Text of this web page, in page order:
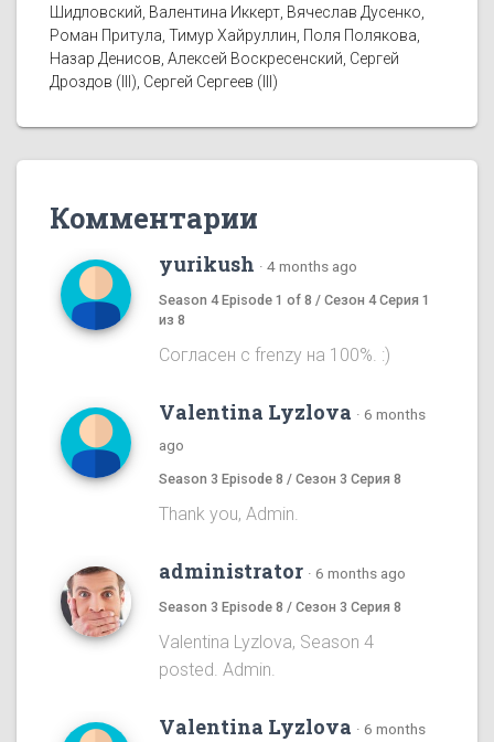
Шидловский, Валентина Иккерт, Вячеслав Дусенко,
Роман Притула, Тимур Хайруллин, Поля Полякова,
Назар Денисов, Алексей Воскресенский, Сергей
Дроздов (III), Сергей Сергеев (III)
Комментарии
yurikush · 4 months ago
Season 4 Episode 1 of 8 / Сезон 4 Серия 1
из 8
Согласен с frenzy на 100%. :)
Valentina Lyzlova · 6 months
ago
Season 3 Episode 8 / Сезон 3 Серия 8
Thank you, Admin.
administrator · 6 months ago
Season 3 Episode 8 / Сезон 3 Серия 8
Valentina Lyzlova, Season 4
posted. Admin.
Valentina Lyzlova · 6 months